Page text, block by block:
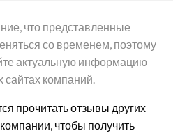
что представленные
со временем, поэтому
актуальную информацию
компаний.
прочитать отзывы других
чтобы получить